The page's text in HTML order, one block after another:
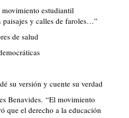
estudiantil
y calles de faroles…”
de salud
su versión y cuente su verdad
Benavides. “El movimiento
que el derecho a la educación